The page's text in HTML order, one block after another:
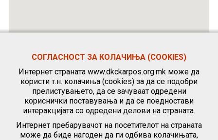
СОГЛАСНОСТ ЗА КОЛАЧИЊА (COOKIES)
Интернет страната www.dkckarpos.org.mk може да
користи т.н. колачиња (cookies) за да се подобри
прелистувањето, да се зачуваат одредени
кориснички поставувања и да се поедностави
интеракцијата со одредени делови на страната.
Интернет пребарувачот на посетителот на страната
може да биде нагоден да ги одбива колачињата,